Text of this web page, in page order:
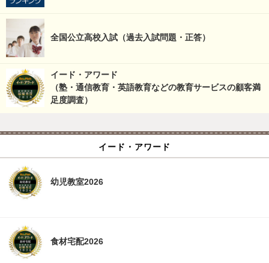
全国公立高校入試（過去入試問題・正答）
イード・アワード
（塾・通信教育・英語教育などの教育サービスの顧客満
足度調査）
イード・アワード
幼児教室2026
食材宅配2026